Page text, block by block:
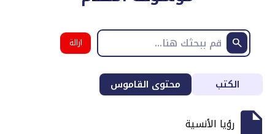
ازالة
البحث
الكتب محتوى القاموس
رؤيا الأنسية